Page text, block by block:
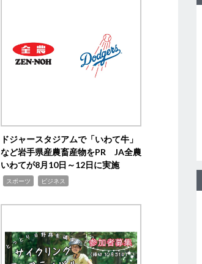
ドジャースタジアムで「いわて牛」
など岩手県産農畜産物をPR JA全農
いわてが8月10日～12日に実施
スポーツ ビジネス